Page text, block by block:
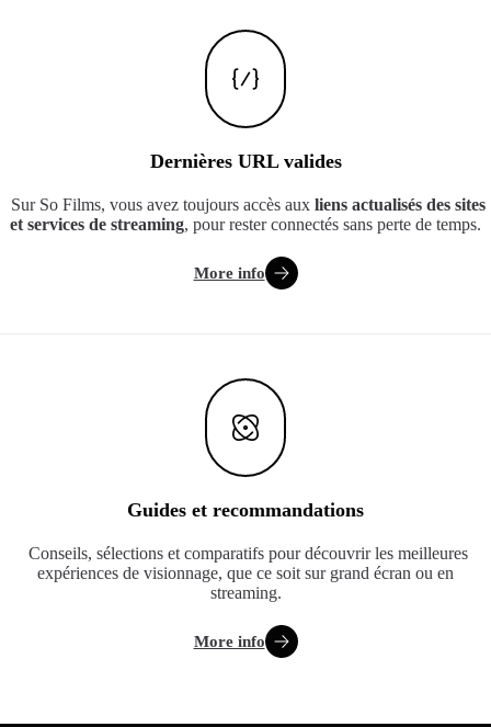
Dernières URL valides
Sur So Films, vous avez toujours accès aux liens actualisés des sites
et services de streaming, pour rester connectés sans perte de temps.
More info
Guides et recommandations
Conseils, sélections et comparatifs pour découvrir les meilleures
expériences de visionnage, que ce soit sur grand écran ou en
streaming.
More info